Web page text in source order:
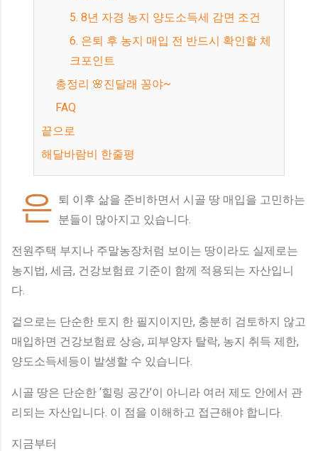
5. 8년 자경 농지 양도소득세 감면 조건
6. 은퇴 후 농지 매입 전 반드시 확인할 체
크포인트
총정리 🌸진달래 꽁야~
FAQ
끝으로
해달바람비 한줄평
은 퇴 이후 삶을 준비하면서 시골 땅 매입을 고민하는
분들이 많아지고 있습니다.
전원주택 부지나 주말농장처럼 보이는 땅이라도 실제로는
농지법, 세금, 건강보험료 기준이 함께 적용되는 자산입니
다.
겉으로는 단순한 토지 한 필지이지만, 충분히 검토하지 않고
매입하면 건강보험료 상승, 피부양자 탈락, 농지 취득 제한,
양도소득세등이 발생할 수 있습니다.
시골 땅은 단순한 ‘힐링 공간’이 아니라 여러 제도 안에서 관
리되는 자산입니다. 이 점을 이해하고 접근해야 합니다.
지금부터